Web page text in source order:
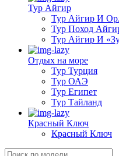
Тур Айгир
Тур Айгир И
Тур Поход
Тур Айгир И
Отдых на море
Тур Турция
Тур ОАЭ
Тур Египет
Тур Тайланд
Красный Ключ
Красный Ключ